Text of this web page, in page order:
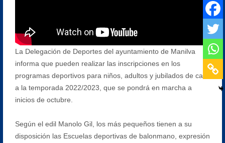
La Delegación de Deportes del ayuntamiento de Manilva
informa que pueden realizar las inscripciones en los
programas deportivos para niños, adultos y jubilados de cara
a la temporada 2022/2023, que se pondrá en marcha a
inicios de octubre.
Según el edil Manolo Gil, los más pequeños tienen a su
disposición las Escuelas deportivas de balonmano, expresión